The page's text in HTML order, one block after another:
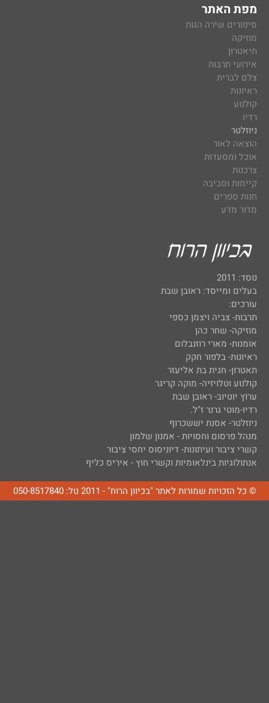
מפת האתר
סיפורים שירה הגות
מוזיקה
תיאטרון
אירועי תרבות
צלם לברית
ראיונות
קולנוע
רדיו
ניוזלטר
הוצאה לאור
אוכל ומסעדות
צרכנות
קיימות וסביבה
חנות ספרים
מדור מדע
נוסד: 2011
בעלים ומייסד: ראובן שבת
עורכים:
תרבות- צביה ויצמן כספי
מוזיקה- שחר כהן
אומנות- מארי רוזנבלום
ראיונות- בלפור חקק
תאטרון- חגית בת אליעזר
קולנוע וטלויזיה- מוקה קריגר
ערוץ יוטיוב- ראובן שבת
רדיו-מוטי גרנר ז"ל.
ניוזלטר- אסנת יששכרוף
מנהל פרסום וחסויות - אמנון שלמון
קשרי ציבור ועיתונות- דיוניסוס יחסי ציבור
אנתולוגיות בינלאומיות וקשרי חוץ - איריס כליף
© כל הזכויות שמורות לאתר "בכיוון הרוח" - 2011 טל: 050-8517840